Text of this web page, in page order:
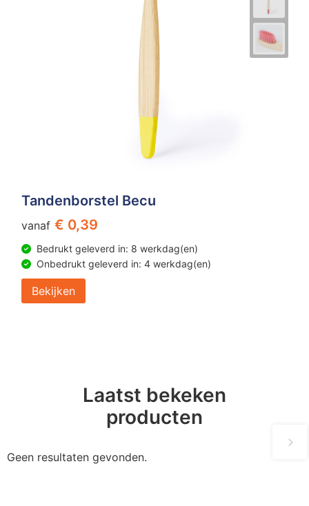
Tandenborstel Becu
vanaf € 0,39
Bedrukt geleverd in: 8 werkdag(en)
Onbedrukt geleverd in: 4 werkdag(en)
Bekijken
Laatst bekeken
producten
Geen resultaten gevonden.